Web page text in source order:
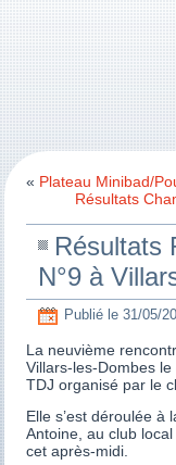
« Plateau Minibad/
Résultats
Résultats
N°9 à
Publié le 31/05/
La neuvième
Villars-les-Dombes
TDJ organisé par le
Elle s’est déroulée à
Antoine, au club
cet après-midi.